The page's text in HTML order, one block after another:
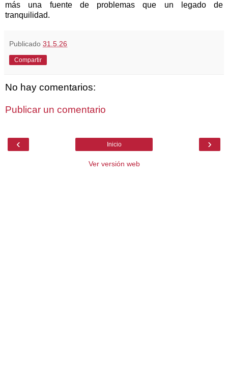
más una fuente de problemas que un legado de
tranquilidad.
Publicado 31.5.26
Compartir
No hay comentarios:
Publicar un comentario
‹ ›
Inicio
Ver versión web